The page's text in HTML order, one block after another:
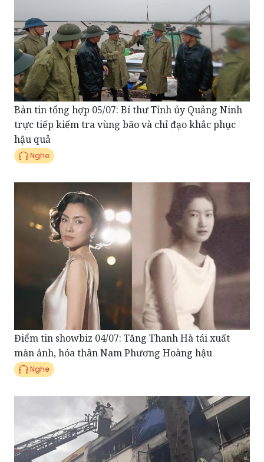
Bản tin tổng hợp 05/07: Bí thư Tỉnh ủy Quảng Ninh
trực tiếp kiểm tra vùng bão và chỉ đạo khắc phục
hậu quả
Nghe
Điểm tin showbiz 04/07: Tăng Thanh Hà tái xuất
màn ảnh, hóa thân Nam Phương Hoàng hậu
Nghe